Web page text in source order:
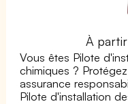
À
Vous êtes Pilote
chimiques ?
assurance
Pilote d'installation